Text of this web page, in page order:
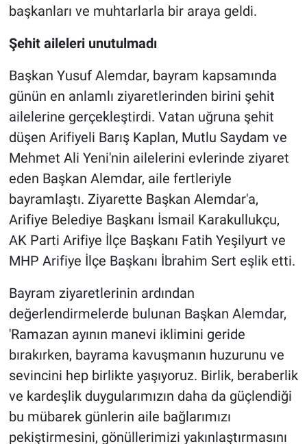
başkanları ve muhtarlarla bir araya geldi.
Şehit aileleri unutulmadı
Başkan Yusuf Alemdar, bayram kapsamında
günün en anlamlı ziyaretlerinden birini şehit
ailelerine gerçekleştirdi. Vatan uğruna şehit
düşen Arifiyeli Barış Kaplan, Mutlu Saydam ve
Mehmet Ali Yeni'nin ailelerini evlerinde ziyaret
eden Başkan Alemdar, aile fertleriyle
bayramlaştı. Ziyarette Başkan Alemdar'a,
Arifiye Belediye Başkanı İsmail Karakullukçu,
AK Parti Arifiye İlçe Başkanı Fatih Yeşilyurt ve
MHP Arifiye İlçe Başkanı İbrahim Sert eşlik etti.
Bayram ziyaretlerinin ardından
değerlendirmelerde bulunan Başkan Alemdar,
'Ramazan ayının manevi iklimini geride
bırakırken, bayrama kavuşmanın huzurunu ve
sevincini hep birlikte yaşıyoruz. Birlik, beraberlik
ve kardeşlik duygularımızın daha da güçlendiği
bu mübarek günlerin aile bağlarımızı
pekiştirmesini, gönüllerimizi yakınlaştırmasını